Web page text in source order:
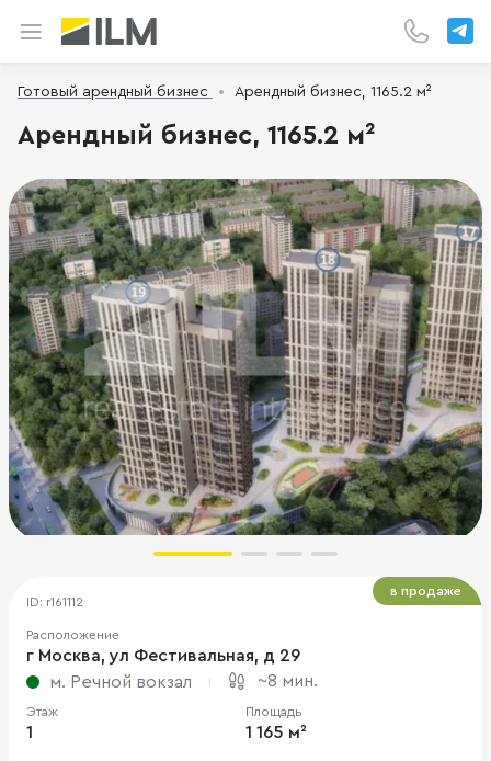
Готовый арендный бизнес Арендный бизнес, 1165.2 м²
Арендный бизнес, 1165.2 м²
ID: r161112
Расположение
г Москва, ул Фестивальная, д 29
м. Речной вокзал
~8 мин.
Этаж
1
Площадь
1 165 м²
в продаже